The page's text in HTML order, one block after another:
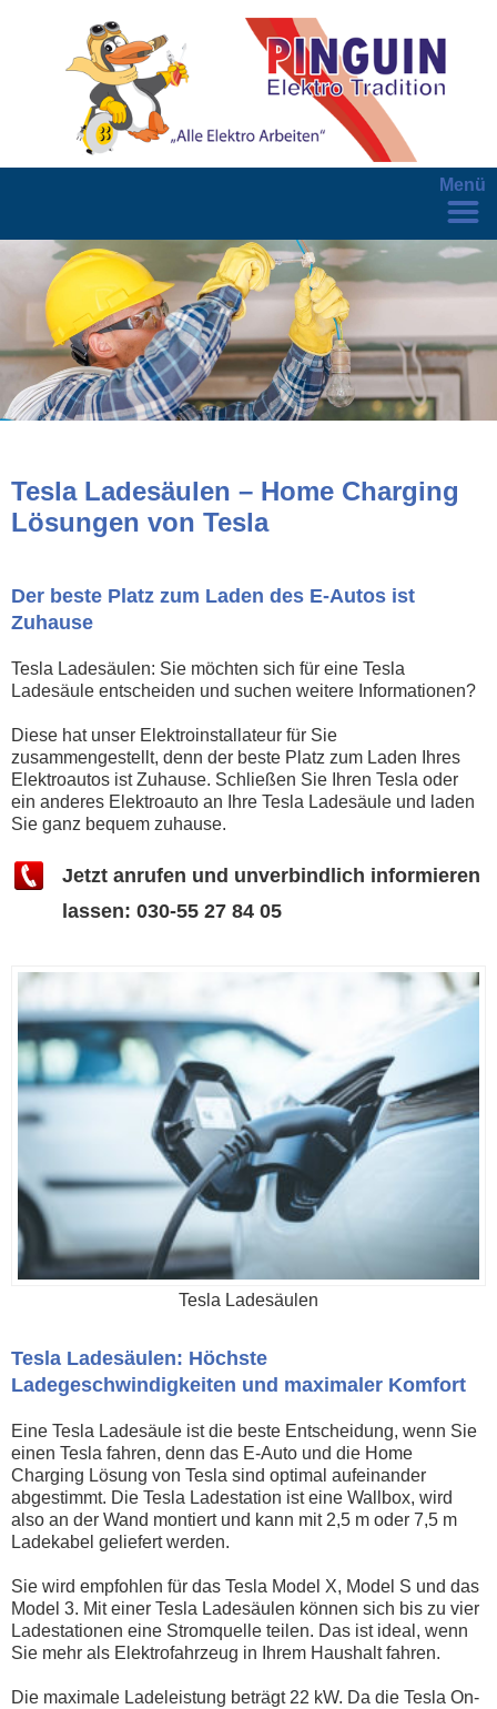
Menü
Tesla Ladesäulen – Home Charging
Lösungen von Tesla
Der beste Platz zum Laden des E-Autos ist
Zuhause
Tesla Ladesäulen: Sie möchten sich für eine Tesla
Ladesäule entscheiden und suchen weitere Informationen?
Diese hat unser Elektroinstallateur für Sie
zusammengestellt, denn der beste Platz zum Laden Ihres
Elektroautos ist Zuhause. Schließen Sie Ihren Tesla oder
ein anderes Elektroauto an Ihre Tesla Ladesäule und laden
Sie ganz bequem zuhause.
Jetzt anrufen und unverbindlich informieren
lassen: 030-55 27 84 05
Tesla Ladesäulen
Tesla Ladesäulen: Höchste
Ladegeschwindigkeiten und maximaler Komfort
Eine Tesla Ladesäule ist die beste Entscheidung, wenn Sie
einen Tesla fahren, denn das E-Auto und die Home
Charging Lösung von Tesla sind optimal aufeinander
abgestimmt. Die Tesla Ladestation ist eine Wallbox, wird
also an der Wand montiert und kann mit 2,5 m oder 7,5 m
Ladekabel geliefert werden.
Sie wird empfohlen für das Tesla Model X, Model S und das
Model 3. Mit einer Tesla Ladesäulen können sich bis zu vier
Ladestationen eine Stromquelle teilen. Das ist ideal, wenn
Sie mehr als Elektrofahrzeug in Ihrem Haushalt fahren.
Die maximale Ladeleistung beträgt 22 kW. Da die Tesla On-